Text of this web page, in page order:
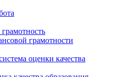
грамотности
оценки качества